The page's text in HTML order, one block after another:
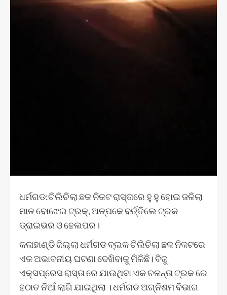
ଧର୍ମଗଡ:ଚିଲିଚିଲା ଛକ ନିକଟ ରାସ୍ତାରେ ହୁ ହୁ ହୋଇ ଜଳିଲା
ମାଳ ବୋଝେଇ ଟ୍ରକ୍‌, ଅଳ୍ପକେ ବର୍ତ୍ତିଲେ ଟ୍ରକ
ଡ୍ରାଇଭର ଓ ହେଲପର।
କଳାହାଣ୍ଡି ଜିଲ୍ଲା ଧର୍ମଗଡ ବ୍ଲକ ଚିଲିଚିଲା ଛକ ନିକଟରେ
ଏକ ଅଭାବନୀୟ ଘଟଣା ଦେଖିବାକୁ ମିଳିଛି। ବିଜୁ
ଏକ୍ସପ୍ରେସ ରାସ୍ତା ରେ ଯାଉଥିବା ଏକ ଚଳନ୍ତା ଟ୍ରକ ରେ
ହଠାତ ନିଆଁ ଲାଗି ଯାଇଥିଲା । ଧର୍ମଗଡ ଅଗ୍ନିଶମ ବିଭାଗ